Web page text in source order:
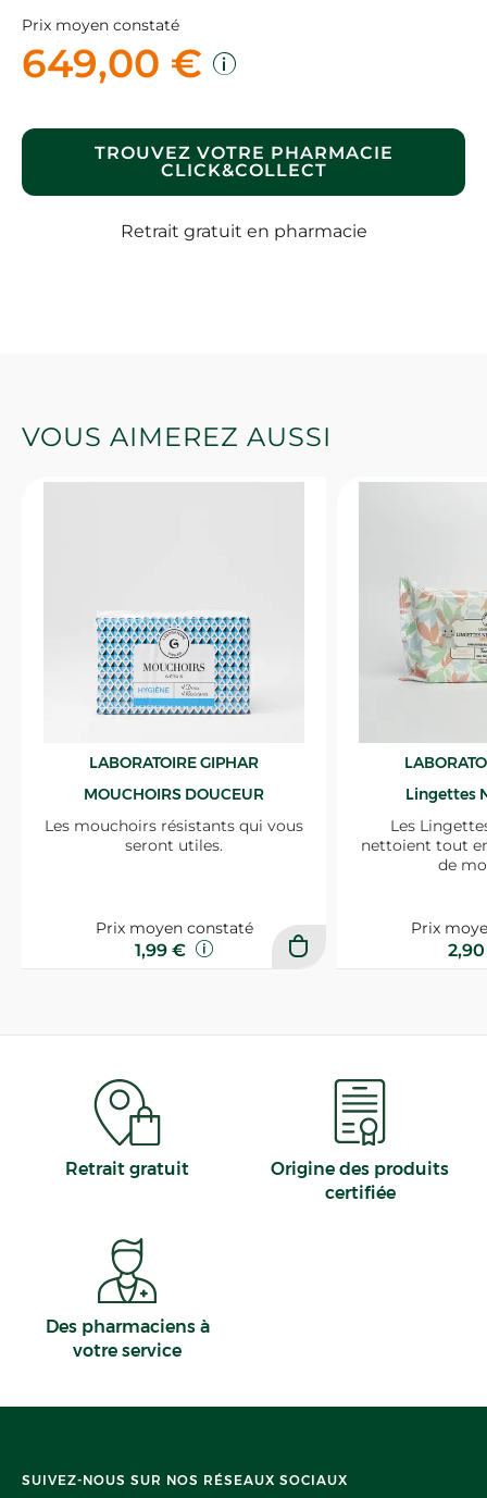
Prix moyen constaté
649,00 €
TROUVEZ VOTRE PHARMACIE
CLICK&COLLECT
Retrait gratuit en pharmacie
VOUS AIMEREZ AUSSI
LABORATOIRE GIPHAR
MOUCHOIRS DOUCEUR
Les mouchoirs résistants qui vous
seront utiles.
Prix moyen constaté
1,99 €
Lingettes
Les
nettoient tout
de
Prix
Retrait gratuit
Origine des produits
certifiée
Des pharmaciens à
votre service
SUIVEZ-NOUS SUR NOS RÉSEAUX SOCIAUX